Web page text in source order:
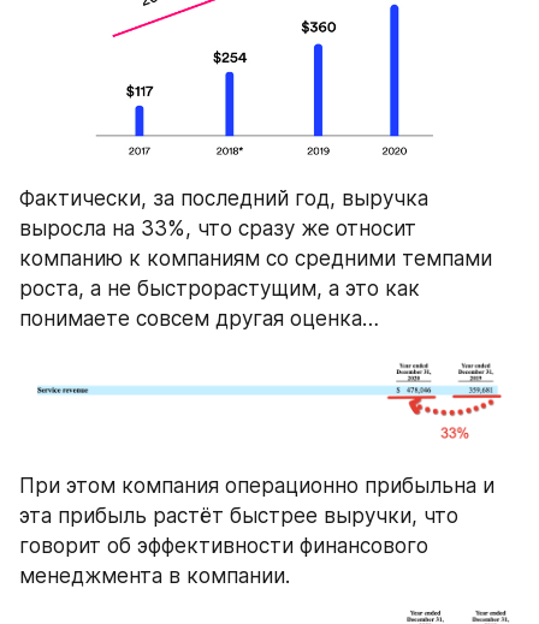
Фактически, за последний год, выручка
выросла на 33%, что сразу же относит
компанию к компаниям со средними темпами
роста, а не быстрорастущим, а это как
понимаете совсем другая оценка…
При этом компания операционно прибыльна и
эта прибыль растёт быстрее выручки, что
говорит об эффективности финансового
менеджмента в компании.